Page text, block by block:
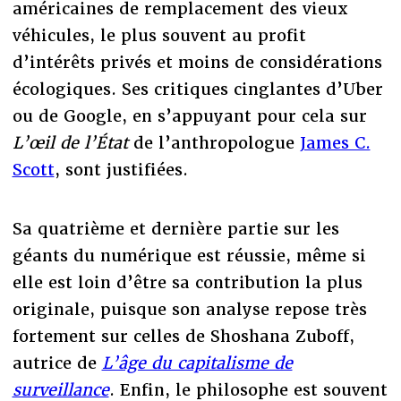
américaines de remplacement des vieux
véhicules, le plus souvent au profit
d’intérêts privés et moins de considérations
écologiques. Ses critiques cinglantes d’Uber
ou de Google, en s’appuyant pour cela sur
L’œil de l’Étatde l’anthropologue James C.
Scott, sont justifiées.
Sa quatrième et dernière partie sur les
géants du numérique est réussie, même si
elle est loin d’être sa contribution la plus
originale, puisque son analyse repose très
fortement sur celles de Shoshana Zuboff,
autrice de L’âge du capitalisme de
surveillance. Enfin, le philosophe est souvent